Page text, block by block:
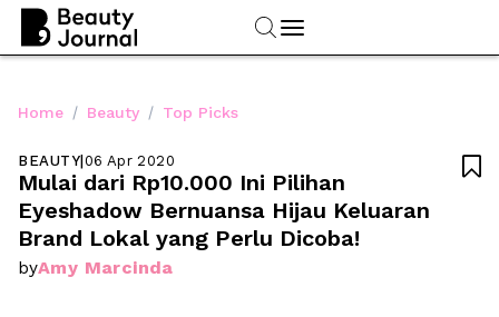
Home / Beauty / Top Picks
BEAUTY|06 Apr 2020
Mulai dari Rp10.000 Ini Pilihan
Eyeshadow Bernuansa Hijau Keluaran
Brand Lokal yang Perlu Dicoba!
byAmy Marcinda
